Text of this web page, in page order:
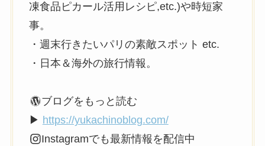
凍食品ピカール活用レシピ,etc.)や時短家
事。
・週末行きたいパリの素敵スポット etc.
・日本＆海外の旅行情報。
ブログをもっと読む
▶ https://yukachinoblog.com/
Instagramでも最新情報を配信中